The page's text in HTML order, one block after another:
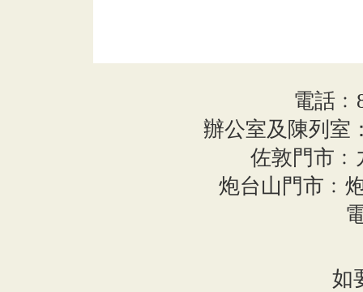
電話
辦公室及陳列室
佐敦門市﹕
炮台山門市﹕
如